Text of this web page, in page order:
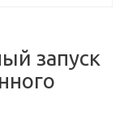
запуск